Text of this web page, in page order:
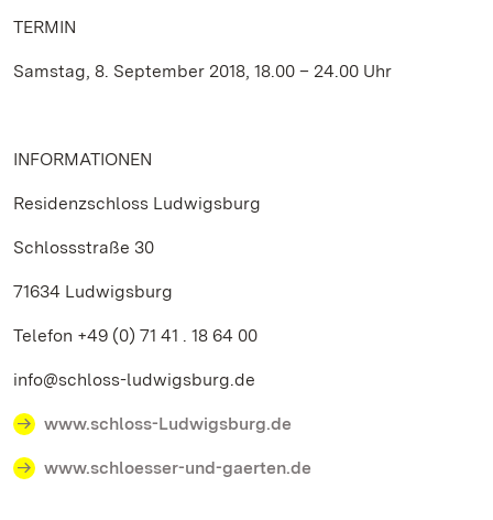
TERMIN
Samstag, 8. September 2018, 18.00 – 24.00 Uhr
INFORMATIONEN
Residenzschloss Ludwigsburg
Schlossstraße 30
71634 Ludwigsburg
Telefon +49 (0) 71 41 . 18 64 00
info@schloss-ludwigsburg.de
www.schloss-Ludwigsburg.de
www.schloesser-und-gaerten.de